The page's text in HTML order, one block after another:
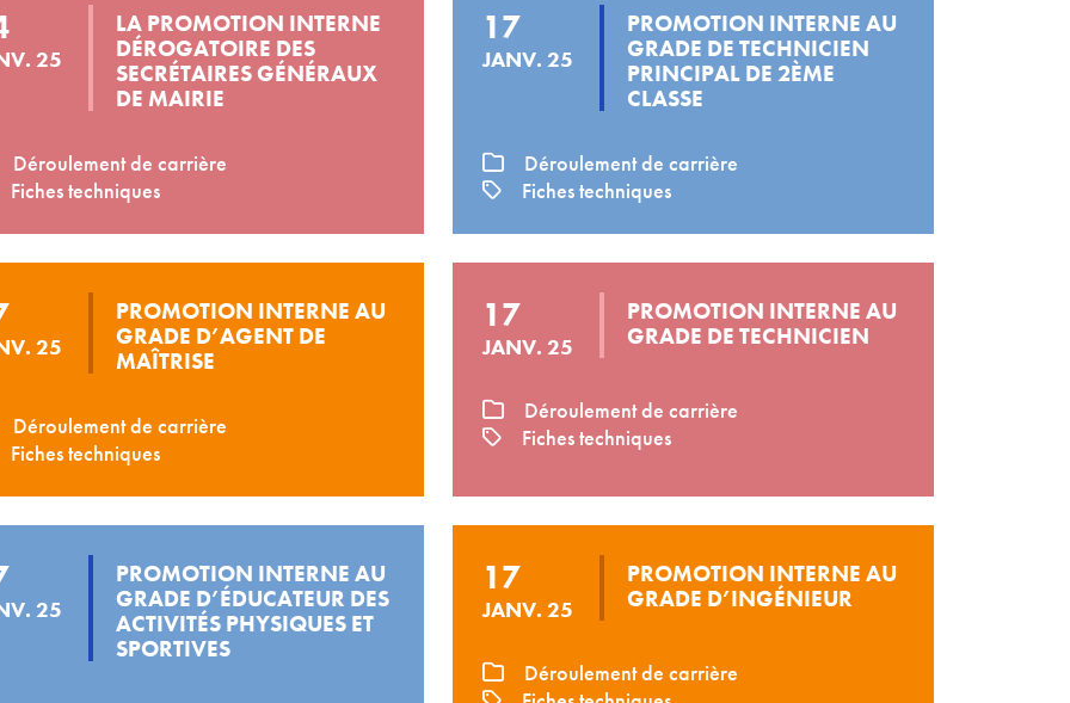
25
LA PROMOTION INTERNE
DÉROGATOIRE DES
SECRÉTAIRES GÉNÉRAUX
DE MAIRIE
Déroulement de carrière
Fiches techniques
17
JANV. 25
PROMOTION INTERNE AU
GRADE DE TECHNICIEN
PRINCIPAL DE 2ÈME
CLASSE
Déroulement de carrière
Fiches techniques
25
PROMOTION INTERNE AU
GRADE D’AGENT DE
MAÎTRISE
Déroulement de carrière
Fiches techniques
17
JANV. 25
PROMOTION INTERNE AU
GRADE DE TECHNICIEN
Déroulement de carrière
Fiches techniques
25
PROMOTION INTERNE AU
GRADE D’ÉDUCATEUR DES
ACTIVITÉS PHYSIQUES ET
SPORTIVES
17
JANV. 25
PROMOTION INTERNE AU
GRADE D’INGÉNIEUR
Déroulement de carrière